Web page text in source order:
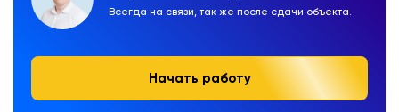
Всегда на связи, так же после сдачи объекта.
Начать работу